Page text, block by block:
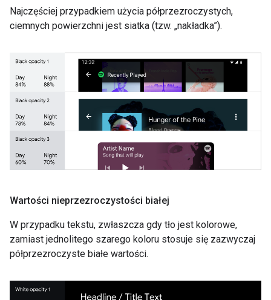
Najczęściej przypadkiem użycia półprzezroczystych,
ciemnych powierzchni jest siatka (tzw. „nakładka”).
Wartości nieprzezroczystości białej
W przypadku tekstu, zwłaszcza gdy tło jest kolorowe,
zamiast jednolitego szarego koloru stosuje się zazwyczaj
półprzezroczyste białe wartości.